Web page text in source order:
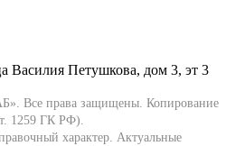
Василия Петушкова, дом 3, эт 3
Все права защищены. Копирование
1259 ГК РФ).
характер. Актуальные